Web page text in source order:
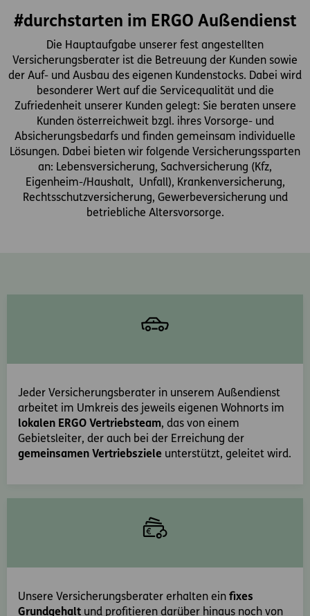
#durchstarten im ERGO Außendienst
Die Hauptaufgabe unserer fest angestellten
Versicherungsberater ist die Betreuung der Kunden sowie
der Auf- und Ausbau des eigenen Kundenstocks. Dabei wird
besonderer Wert auf die Servicequalität und die
Zufriedenheit unserer Kunden gelegt: Sie beraten unsere
Kunden österreichweit bzgl. ihres Vorsorge- und
Absicherungsbedarfs und finden gemeinsam individuelle
Lösungen. Dabei bieten wir folgende Versicherungssparten
an: Lebensversicherung, Sachversicherung (Kfz,
Eigenheim-/Haushalt, Unfall), Krankenversicherung,
Rechtsschutzversicherung, Gewerbeversicherung und
betriebliche Altersvorsorge.
Jeder Versicherungsberater in unserem Außendienst
arbeitet im Umkreis des jeweils eigenen Wohnorts im
lokalen ERGO Vertriebsteam, das von einem
Gebietsleiter, der auch bei der Erreichung der
gemeinsamen Vertriebsziele unterstützt, geleitet wird.
Unsere Versicherungsberater erhalten ein fixes
Grundgehalt und profitieren darüber hinaus noch von